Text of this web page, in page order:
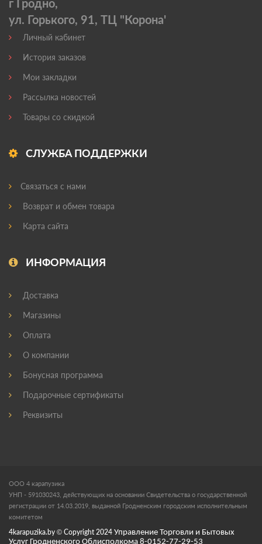
г Гродно,
ул. Горького, 91, ТЦ "Корона'
Личный кабинет
История заказов
Мои закладки
Рассылка новостей
Товары со скидкой
СЛУЖБА ПОДДЕРЖКИ
Связаться с нами
Возврат и обмен товара
Карта сайта
ИНФОРМАЦИЯ
Доставка
Магазины
Оплата
О компании
Бонусная программа
Подарочные сертификаты
Реквизиты
ООО 4 карапузика
УНП - 591030243, действующих на основании Свидетельства о государственной
регистрации от 14.03.2019, выданной Гродненским городским исполнительным
комитетом
4karapuzika.by © Copyright 2024 Управление Торговли и Бытовых
Услуг Гродненского Облисполкома 8-0152-77-29-53